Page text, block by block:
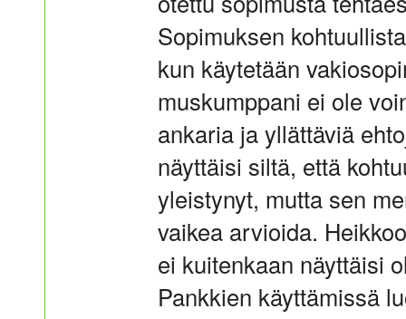
Sopimuksen
kun käytetään
muskumppani ei ole
ankaria ja yllättäviä
näyttäisi siltä, että
yleistynyt, mutta sen
vaikea arvioida.
ei kuitenkaan näyttäisi
Pankkien käyttämissä